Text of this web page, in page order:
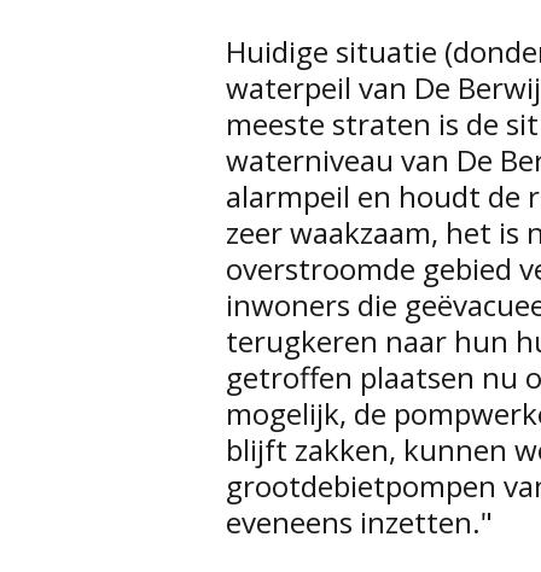
Huidige situatie
waterpeil van De
meeste straten is de
waterniveau van De
alarmpeil en houdt de
zeer waakzaam, het is
overstroomde gebied
inwoners die
terugkeren naar hun
getroffen plaatsen nu
mogelijk, de
blijft zakken, kunnen
grootdebietpompen
eveneens inzetten."